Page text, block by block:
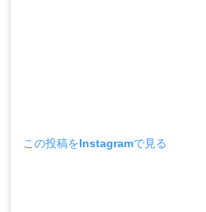
この投稿をInstagramで見る